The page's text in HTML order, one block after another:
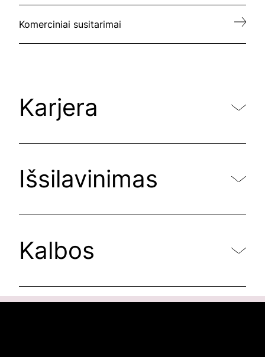
Komerciniai susitarimai
Karjera
Išsilavinimas
Kalbos